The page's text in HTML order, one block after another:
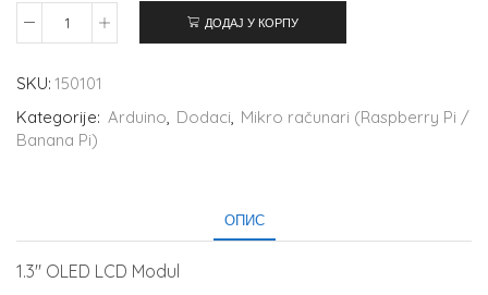
ДОДАЈ У КОРПУ
SKU: 150101
Kategorije: Arduino, Dodaci, Mikro računari (Raspberry Pi /
Banana Pi)
ОПИС
1.3″ OLED LCD Modul